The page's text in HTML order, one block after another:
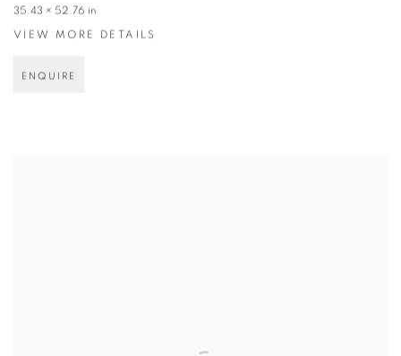
35.43 × 52.76 in
VIEW MORE DETAILS
ENQUIRE